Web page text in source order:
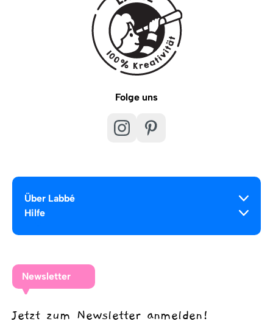
Folge uns
Über Labbé
Hilfe
Newsletter
Jetzt zum Newsletter anmelden!